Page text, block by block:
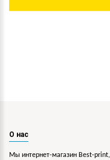
О нас
Мы интернет-магазин Best-